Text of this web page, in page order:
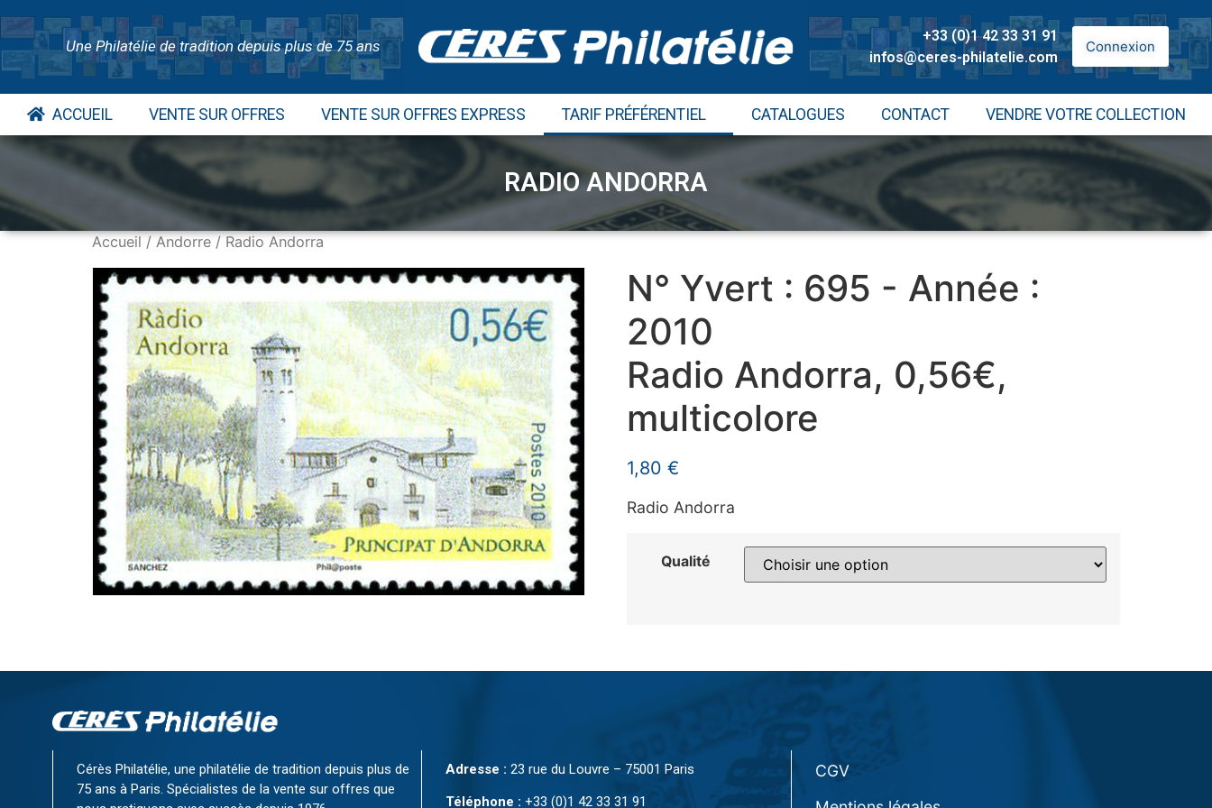
Une Philatélie de tradition depuis plus de 75 ans
+33 (0)1 42 33 31 91
infos@ceres-philatelie.com
Connexion
ACCUEIL VENTE SUR OFFRES VENTE SUR OFFRES EXPRESS TARIF PRÉFÉRENTIEL CATALOGUES CONTACT VENDRE VOTRE COLLECTION
RADIO ANDORRA
Accueil/Andorre/ Radio Andorra
N° Yvert : 695 - Année :
2010
Radio Andorra, 0,56€,
multicolore
1,80 €
Radio Andorra
Qualité
Cérès Philatélie, une philatélie de tradition depuis plus de
75 ans à Paris. Spécialistes de la vente sur offres que
Adresse : 23 rue du Louvre – 75001 Paris
Téléphone : +33 (0)1 42 33 31 91
CGV